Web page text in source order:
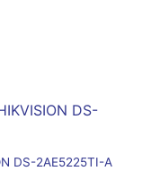
DS-2AE5225TI-A